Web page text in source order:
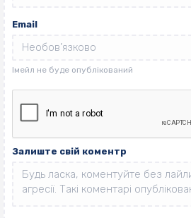
Email
Залиште свій коментр